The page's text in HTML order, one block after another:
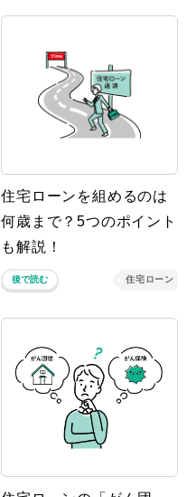
住宅ローンを組めるのは
何歳まで？5つのポイント
も解説！
後で読む 住宅ローン